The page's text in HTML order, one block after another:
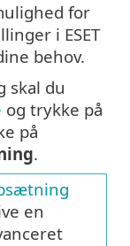
for
i ESET
behov.
skal du
og trykke på
på
.
en